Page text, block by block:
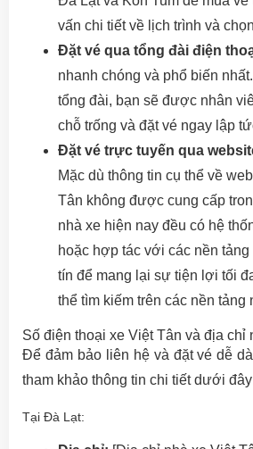
vấn chi tiết về lịch trình và
Đặt vé qua tổng đài điện
nhanh chóng và phổ biến
tổng đài, bạn sẽ được nhân
chỗ trống và đặt vé ngay lập
Đặt vé trực tuyến qua
Mặc dù thông tin cụ thể về
Tân không được cung cấp
nhà xe hiện nay đều có hệ
hoặc hợp tác với các nền
tín để mang lại sự tiện lợi tối
thể tìm kiếm trên các nền tảng
Số điện thoại xe Việt Tân và địa chỉ
Để đảm bảo liên hệ và đặt vé dễ
tham khảo thông tin chi tiết dưới
Tại Đà Lạt: